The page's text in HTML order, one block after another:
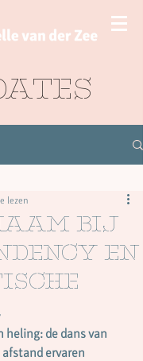
bij
en
lezen
heling: de dans van
ervaren